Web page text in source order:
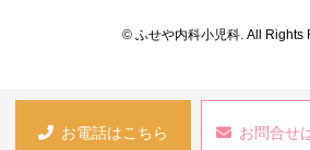
お電話はこちら お問合せ
© ふせや内科小児科. All Rights